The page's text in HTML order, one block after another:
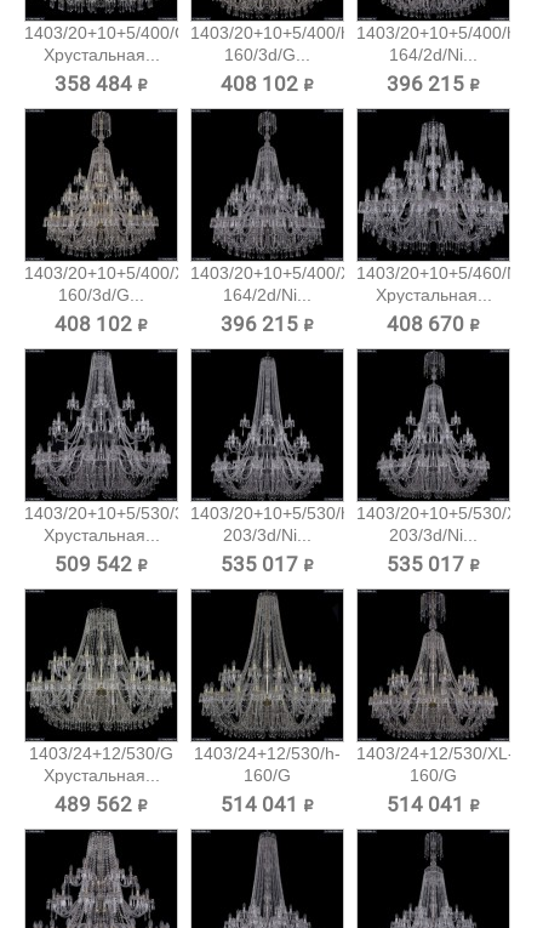
1403/20+10+5/400/G
Хрустальная...
358 484 ₽
1403/20+10+5/400/h-
160/3d/G...
408 102 ₽
1403/20+10+5/400/h-
164/2d/Ni...
396 215 ₽
1403/20+10+5/400/XL-
160/3d/G...
408 102 ₽
1403/20+10+5/400/XL-
164/2d/Ni...
396 215 ₽
1403/20+10+5/460/Ni
Хрустальная...
408 670 ₽
1403/20+10+5/530/3d/Ni
Хрустальная...
509 542 ₽
1403/20+10+5/530/h-
203/3d/Ni...
535 017 ₽
1403/20+10+5/530/XL-
203/3d/Ni...
535 017 ₽
1403/24+12/530/G
Хрустальная...
489 562 ₽
1403/24+12/530/h-
160/G
Хрустальная...
514 041 ₽
1403/24+12/530/XL-
160/G
Хрустальная...
514 041 ₽